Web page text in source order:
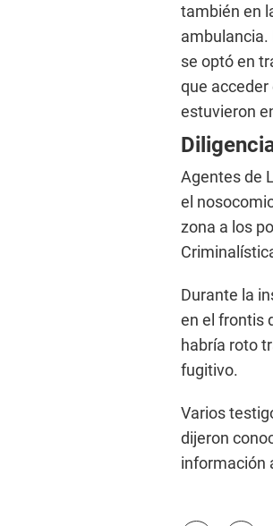
también en
ambulancia.
se optó en
que acceder
estuvieron
Agentes de
el
zona a los
Durante la
en el frontis
habría roto
fugitivo.
Varios
dijeron
información